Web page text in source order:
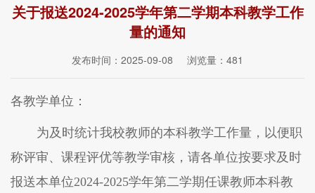
关于报送2024-2025学年第二学期本科教学工作
量的通知
发布时间：2025-09-08 浏览量： 481
各教学单位：
为及时统计我校教师的本科教学工作量，以便职
称评审、 课程评优等教学审核，请各单位按要求及时
报送本单位2024-2025学年第二学期任课教师本科教